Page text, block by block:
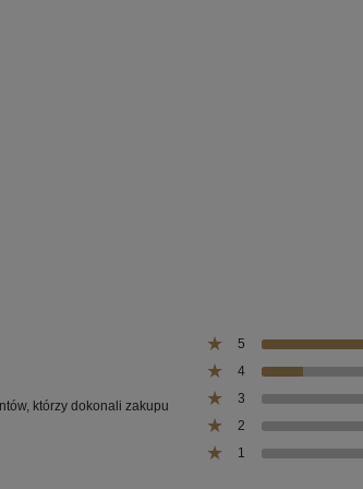
którzy dokonali zakupu
5
4
3
2
1